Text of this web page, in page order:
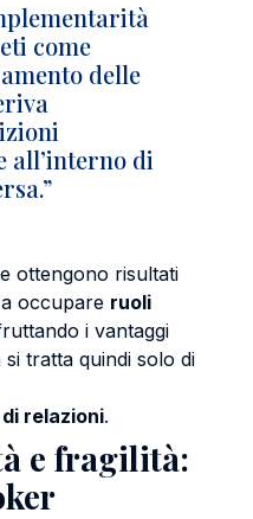
come
delle
di
ottengono risultati
occupare ruoli
i vantaggi
tratta quindi solo di
relazioni.
e fragilità: